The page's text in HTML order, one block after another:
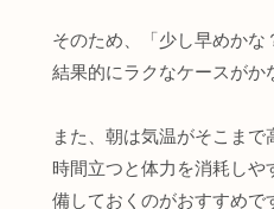
そのため、「少し早めかな
結果的にラクなケースがか
また、朝は気温がそこま
時間立つと体力を消耗し
備しておくのがおすすめで